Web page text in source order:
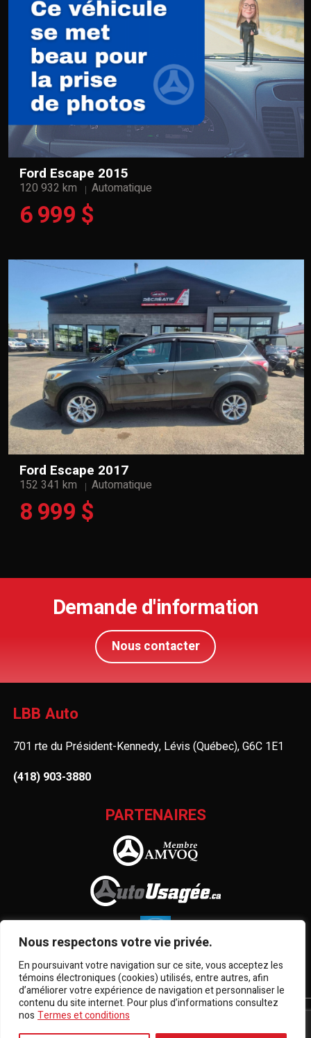
Nous respectons votre vie privée.
En poursuivant votre navigation sur ce site, vous acceptez les
témoins électroniques (cookies) utilisés, entre autres, afin
d’améliorer votre expérience de navigation et personnaliser le
contenu du site internet. Pour plus d’informations consultez
nos Termes et conditions
Ford Escape 2015
120 932 km Automatique
6 999 $
Ford Escape 2017
152 341 km Automatique
8 999 $
Demande d'information
Nous contacter
LBB Auto
701 rte du Président-Kennedy, Lévis (Québec), G6C 1E1
(418) 903-3880
PARTENAIRES
Termes et conditions
Association des marchands de véhicules d'occasion du